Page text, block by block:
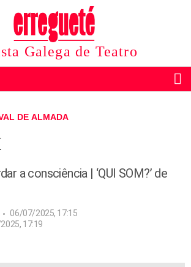
Galega de Teatro
DE ALMADA
a consciência | ‘QUI SOM?’ de
06/07/2025, 17:15
17:19